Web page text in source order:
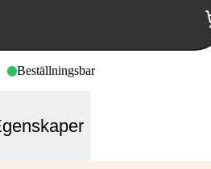
Beställningsbar